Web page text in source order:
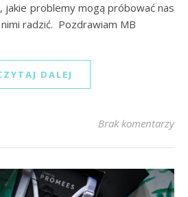
jakie problemy mogą próbować nas
radzić. Pozdrawiam MB
DALEJ
Brak komentarzy